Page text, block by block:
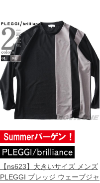
【ns623】大きいサイズ メンズ
PLEGGI プレッジ ウェーブジャ